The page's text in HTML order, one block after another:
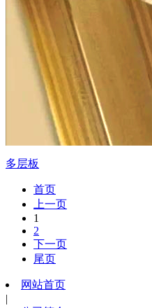
多层板
首页
上一页
1
2
下一页
尾页
网站首页
|